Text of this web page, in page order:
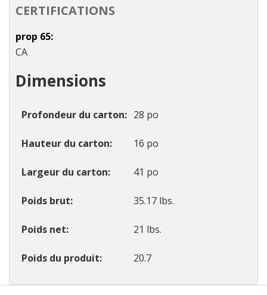
CERTIFICATIONS
prop 65
CA
Dimensions
Profondeur du carton 28 po
Hauteur du carton 16 po
Largeur du carton 41 po
Poids brut 35.17 lbs.
Poids net 21 lbs.
Poids du produit 20.7